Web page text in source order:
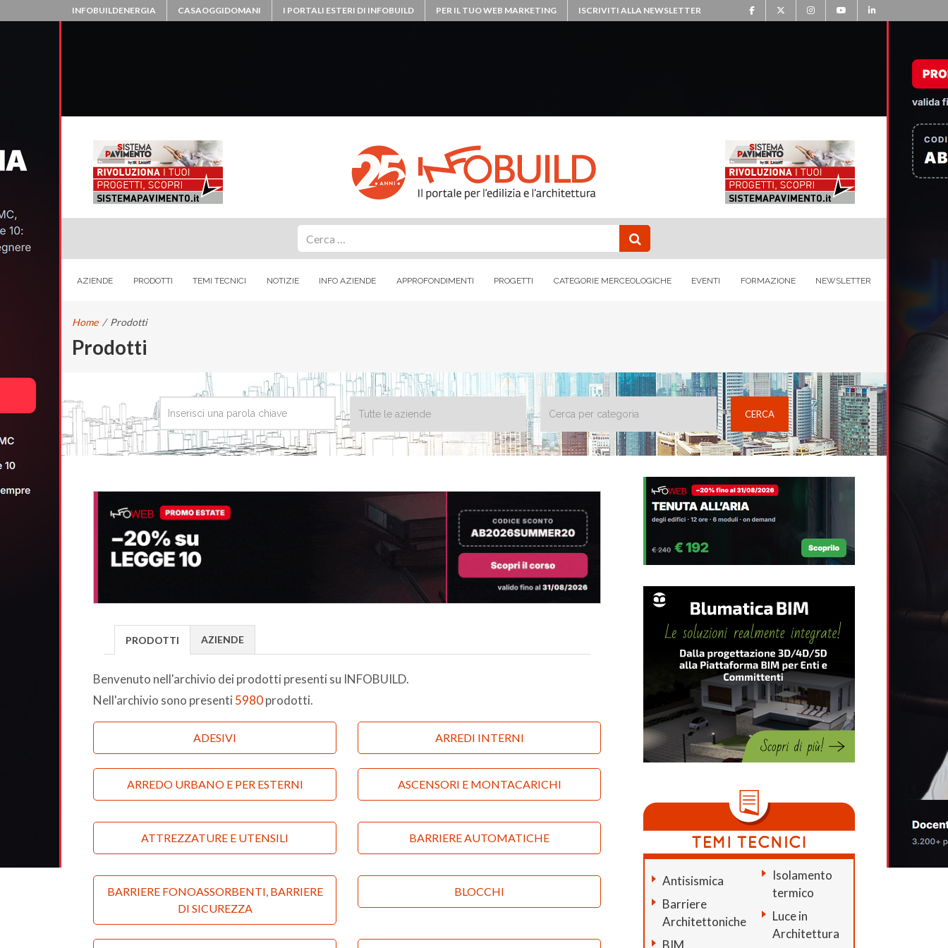
INFOBUILDENERGIA CASAOGGIDOMANI I PORTALI ESTERI DI INFOBUILD PER IL TUO WEB MARKETING ISCRIVITI ALLA NEWSLETTER
AZIENDE PRODOTTI TEMI TECNICI NOTIZIE INFO AZIENDE APPROFONDIMENTI PROGETTI CATEGORIE MERCEOLOGICHE EVENTI FORMAZIONE NEWSLETTER
Home / Prodotti
Prodotti
PRODOTTI AZIENDE
Benvenuto nell'archivio dei prodotti presenti su INFOBUILD.
Nell'archivio sono presenti 5980prodotti.
ADESIVI
Adesivi e colle speciali
Adesivi per incollaggi strutturali
Adesivi per pavimenti e
rivestimenti
Adesivi per ceramica
ARREDI INTERNI
Sistemi di sedute
Arredo bagno
ARREDO URBANO E PER ESTERNI ASCENSORI E MONTACARICHI
Ascensori
Elevatori per auto
ATTREZZATURE E UTENSILI
Attrezzature da cantiere
Utensili elettrici
BARRIERE AUTOMATICHE
BARRIERE FONOASSORBENTI, BARRIERE
DI SICUREZZA
BLOCCHI
Antisismica
Barriere
Architettoniche
BIM
Isolamento
termico
Luce in
Architettura